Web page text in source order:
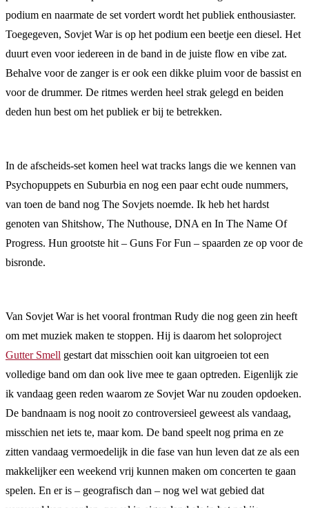
podium en naarmate de set vordert wordt het publiek enthousiaster.
Toegegeven, Sovjet War is op het podium een beetje een diesel. Het
duurt even voor iedereen in de band in de juiste flow en vibe zat.
Behalve voor de zanger is er ook een dikke pluim voor de bassist en
voor de drummer. De ritmes werden heel strak gelegd en beiden
deden hun best om het publiek er bij te betrekken.
In de afscheids-set komen heel wat tracks langs die we kennen van
Psychopuppets en Suburbia en nog een paar echt oude nummers,
van toen de band nog The Sovjets noemde. Ik heb het hardst
genoten van Shitshow, The Nuthouse, DNA en In The Name Of
Progress. Hun grootste hit – Guns For Fun – spaarden ze op voor de
bisronde.
Van Sovjet War is het vooral frontman Rudy die nog geen zin heeft
om met muziek maken te stoppen. Hij is daarom het soloproject
Gutter Smell gestart dat misschien ooit kan uitgroeien tot een
volledige band om dan ook live mee te gaan optreden. Eigenlijk zie
ik vandaag geen reden waarom ze Sovjet War nu zouden opdoeken.
De bandnaam is nog nooit zo controversieel geweest als vandaag,
misschien net iets te, maar kom. De band speelt nog prima en ze
zitten vandaag vermoedelijk in die fase van hun leven dat ze als een
makkelijker een weekend vrij kunnen maken om concerten te gaan
spelen. En er is – geografisch dan – nog wel wat gebied dat